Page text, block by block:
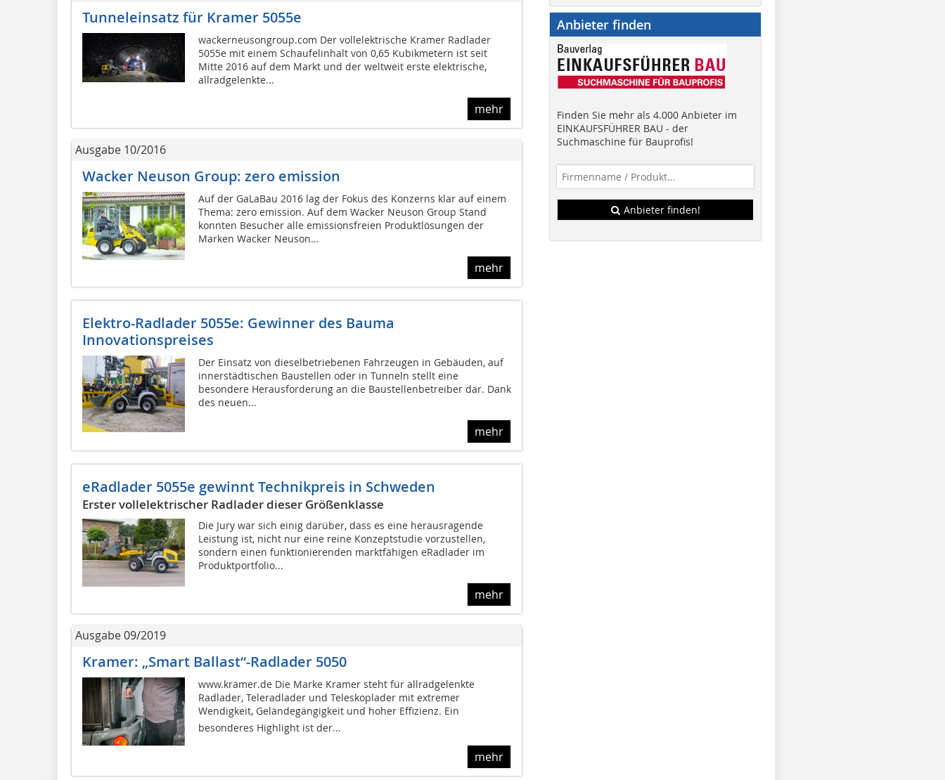
Tunneleinsatz für Kramer 5055e
wackerneusongroup.com Der vollelektrische Kramer Radlader
5055e mit einem Schaufelinhalt von 0,65 Kubikmetern ist seit
Mitte 2016 auf dem Markt und der weltweit erste elektrische,
allradgelenkte...
mehr
Ausgabe 10/2016
Wacker Neuson Group: zero emission
Auf der GaLaBau 2016 lag der Fokus des Konzerns klar auf einem
Thema: zero emission. Auf dem Wacker Neuson Group Stand
konnten Besucher alle emissionsfreien Produktlösungen der
Marken Wacker Neuson...
mehr
Elektro-Radlader 5055e: Gewinner des Bauma
Innovationspreises
Der Einsatz von dieselbetriebenen Fahrzeugen in Gebäuden, auf
innerstädtischen Baustellen oder in Tunneln stellt eine
besondere Herausforderung an die Baustellenbetreiber dar. Dank
des neuen...
mehr
eRadlader 5055e gewinnt Technikpreis in Schweden
Erster vollelektrischer Radlader dieser Größenklasse
Die Jury war sich einig darüber, dass es eine herausragende
Leistung ist, nicht nur eine reine Konzeptstudie vorzustellen,
sondern einen funktionierenden marktfähigen eRadlader im
Produktportfolio...
mehr
Ausgabe 09/2019
Kramer: „Smart Ballast“-Radlader 5050
www.kramer.de Die Marke Kramer steht für allradgelenkte
Radlader, Teleradlader und Teleskoplader mit extremer
Wendigkeit, Geländegängigkeit und hoher Effizienz. Ein
besonderes Highlight ist der...
mehr
Anbieter finden
Finden Sie mehr als 4.000 Anbieter im
EINKAUFSFÜHRER BAU - der
Suchmaschine für Bauprofis!
Anbieter finden!